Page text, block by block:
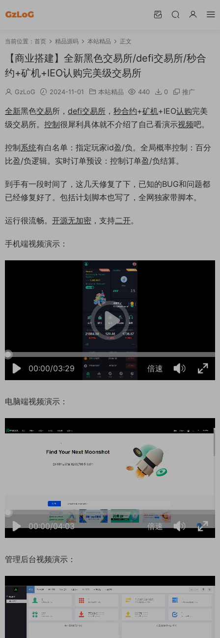
当前位置： 首页 精品源码 本站精品 正文
【商业搭建】全新黑色交易所/defi交易所/秒合
约+矿机+IEO认购完美级交易所
GzLoG 2024-11-01 本站精品 440 0 推广
全新黑色交易所， defi交易所 ， 秒合约+矿机+IEO认购完美
级交易所。 控制很犀利具体就不介绍了自己看演示视频吧。
控制系统有白名单：指定玩家id盈/负。全局概率控制：百分
比盈/负逻辑。实时订单预设：控制订单盈/负结算。
到手有一段时间了，这几天修复了下，已知的BUG和问题都
已经修复好了。包括计划脚本也写了，全网独家带脚本。
运行很流畅。 开源无加密 ，支持二开。
手机端视频演示：
00:00/03:29 倍速
电脑端视频演示：
00:00/04:03 倍速
管理后台视频演示：